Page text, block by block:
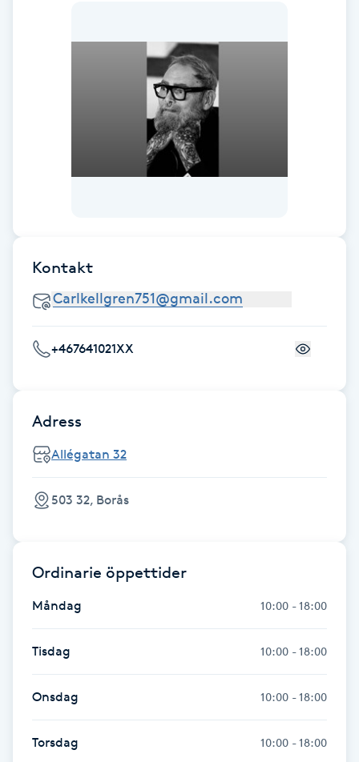
Fibromassage
Fotmassage
Fotvård
Fransar
Fransborttagning
Fransförlängning
Fransförlängning Megavolym
Kontakt
+467641021XX
Adress
Allégatan 32
503 32, Borås
Ordinarie öppettider
Måndag 10:00 - 18:00
Tisdag 10:00 - 18:00
Onsdag 10:00 - 18:00
Torsdag 10:00 - 18:00